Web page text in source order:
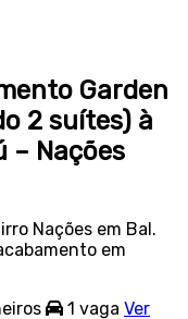
Garden
2 suítes) à
– Nações
Nações em Bal.
em
1 vaga Ver